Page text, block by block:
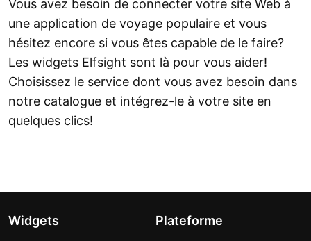
Vous avez besoin de connecter votre site Web à
une application de voyage populaire et vous
hésitez encore si vous êtes capable de le faire?
Les widgets Elfsight sont là pour vous aider!
Choisissez le service dont vous avez besoin dans
notre catalogue et intégrez-le à votre site en
quelques clics!
Widgets Plateforme